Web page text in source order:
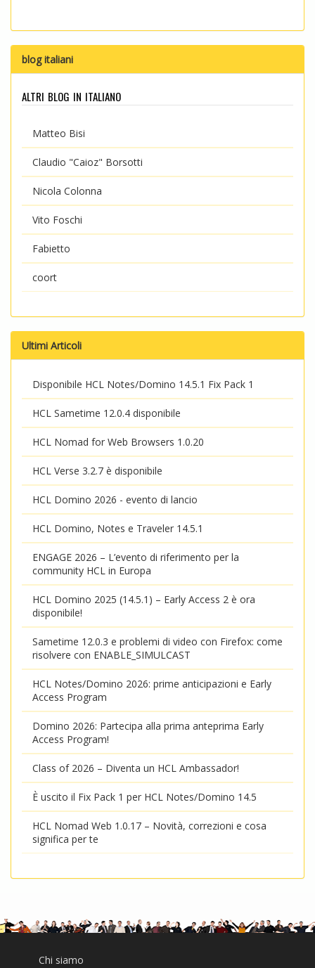
blog italiani
altri blog in italiano
Matteo Bisi
Claudio "Caioz" Borsotti
Nicola Colonna
Vito Foschi
Fabietto
coort
Ultimi Articoli
Disponibile HCL Notes/Domino 14.5.1 Fix Pack 1
HCL Sametime 12.0.4 disponibile
HCL Nomad for Web Browsers 1.0.20
HCL Verse 3.2.7 è disponibile
HCL Domino 2026 - evento di lancio
HCL Domino, Notes e Traveler 14.5.1
ENGAGE 2026 – L’evento di riferimento per la
community HCL in Europa
HCL Domino 2025 (14.5.1) – Early Access 2 è ora
disponibile!
Sametime 12.0.3 e problemi di video con Firefox: come
risolvere con ENABLE_SIMULCAST
HCL Notes/Domino 2026: prime anticipazioni e Early
Access Program
Domino 2026: Partecipa alla prima anteprima Early
Access Program!
Class of 2026 – Diventa un HCL Ambassador!
È uscito il Fix Pack 1 per HCL Notes/Domino 14.5
HCL Nomad Web 1.0.17 – Novità, correzioni e cosa
significa per te
Chi siamo